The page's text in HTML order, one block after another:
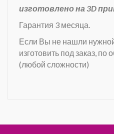
изготовлено на 3D
Гарантия 3 месяца.
Если Вы не нашли
изготовить под заказ, по
(любой сложности)